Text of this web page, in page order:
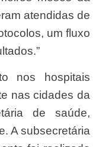
atendidas de
um fluxo
nas cidades da
de saúde,
A subsecretária